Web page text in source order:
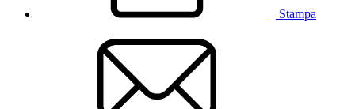
Stampa